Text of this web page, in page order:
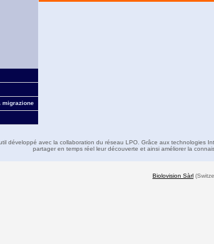
migrazione
développé avec la collaboration du réseau LPO. Grâce aux technologies
partager en temps réel leur découverte et ainsi améliorer la
Biolovision Sàrl